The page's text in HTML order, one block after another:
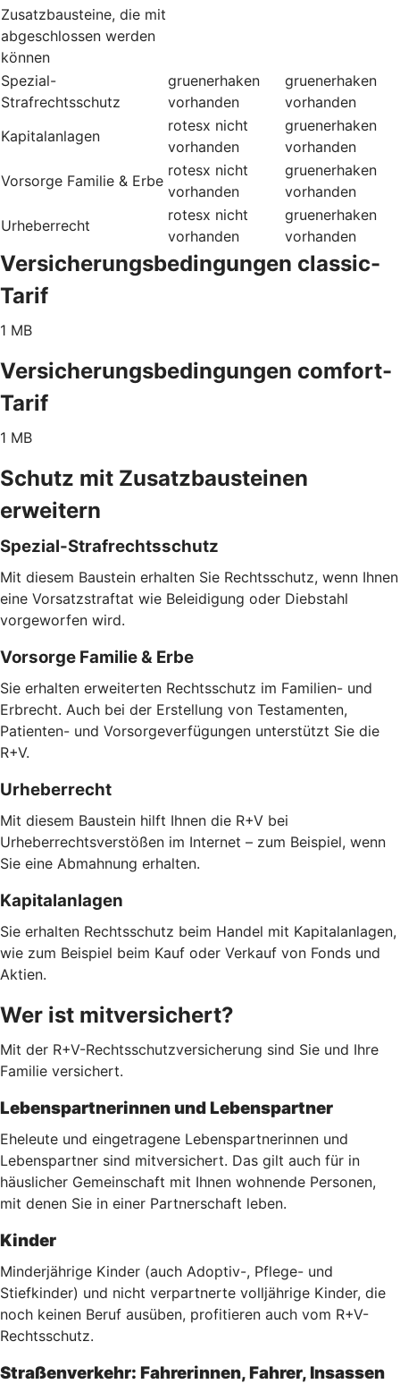
Zusatzbausteine, die mit
abgeschlossen werden
können
Spezial-
Strafrechtsschutz
gruenerhaken
vorhanden
gruenerhaken
vorhanden
Kapitalanlagen
rotesx nicht
vorhanden
gruenerhaken
vorhanden
Vorsorge Familie & Erbe
rotesx nicht
vorhanden
gruenerhaken
vorhanden
Urheberrecht
rotesx nicht
vorhanden
gruenerhaken
vorhanden
Versicherungsbedingungen classic-
Tarif
1 MB
Versicherungsbedingungen comfort-
Tarif
1 MB
Schutz mit Zusatzbausteinen
erweitern
Spezial-Strafrechtsschutz
Mit diesem Baustein erhalten Sie Rechtsschutz, wenn Ihnen
eine Vorsatzstraftat wie Beleidigung oder Diebstahl
vorgeworfen wird.
Vorsorge Familie & Erbe
Sie erhalten erweiterten Rechtsschutz im Familien- und
Erbrecht. Auch bei der Erstellung von Testamenten,
Patienten- und Vorsorgeverfügungen unterstützt Sie die
R+V.
Urheberrecht
Mit diesem Baustein hilft Ihnen die R+V bei
Urheberrechtsverstößen im Internet – zum Beispiel, wenn
Sie eine Abmahnung erhalten.
Kapitalanlagen
Sie erhalten Rechtsschutz beim Handel mit Kapitalanlagen,
wie zum Beispiel beim Kauf oder Verkauf von Fonds und
Aktien.
Wer ist mitversichert?
Mit der R+V-Rechtsschutzversicherung sind Sie und Ihre
Familie versichert.
Lebenspartnerinnen und Lebenspartner
Eheleute und eingetragene Lebenspartnerinnen und
Lebenspartner sind mitversichert. Das gilt auch für in
häuslicher Gemeinschaft mit Ihnen wohnende Personen,
mit denen Sie in einer Partnerschaft leben.
Kinder
Minderjährige Kinder (auch Adoptiv-, Pflege- und
Stiefkinder) und nicht verpartnerte volljährige Kinder, die
noch keinen Beruf ausüben, profitieren auch vom R+V-
Rechtsschutz.
Straßenverkehr: Fahrerinnen, Fahrer, Insassen